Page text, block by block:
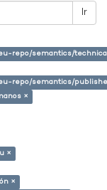
Ir
repo/semantics/
repo/semantics/
×
×
×